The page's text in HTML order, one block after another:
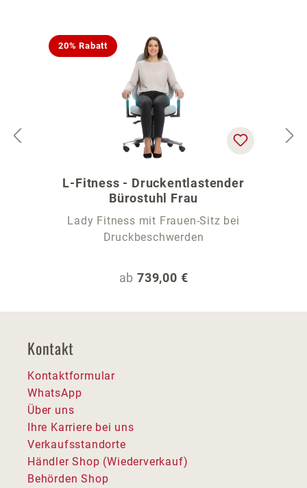
20% Rabatt
L-Fitness - Druckentlastender
Bürostuhl Frau
Lady Fitness mit Frauen-Sitz bei
Druckbeschwerden
Regulärer Preis:
ab 739,00 €
Kontakt
Kontaktformular
WhatsApp
Über uns
Ihre Karriere bei uns
Verkaufsstandorte
Händler Shop (Wiederverkauf)
Behörden Shop